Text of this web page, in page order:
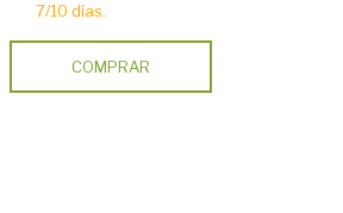
7/10 días.
COMPRAR